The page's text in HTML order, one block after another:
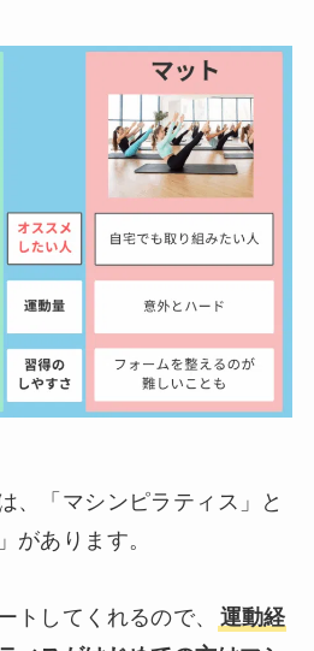
、「マシンピラティス」と
があります。
トしてくれるので、
運動経